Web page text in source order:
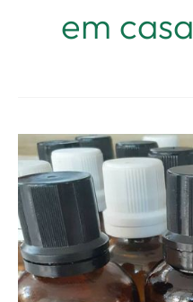
em casa
Receita
de
repelente
natural